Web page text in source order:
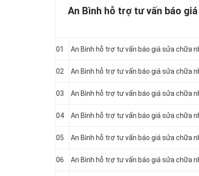
An Bình hỗ trợ tư vấn báo
01 An Bình hỗ trợ tư vấn báo giá sửa chữa
02 An Bình hỗ trợ tư vấn báo giá sửa chữa
03 An Bình hỗ trợ tư vấn báo giá sửa chữa
04 An Bình hỗ trợ tư vấn báo giá sửa chữa
05 An Bình hỗ trợ tư vấn báo giá sửa chữa
06 An Bình hỗ trợ tư vấn báo giá sửa chữa